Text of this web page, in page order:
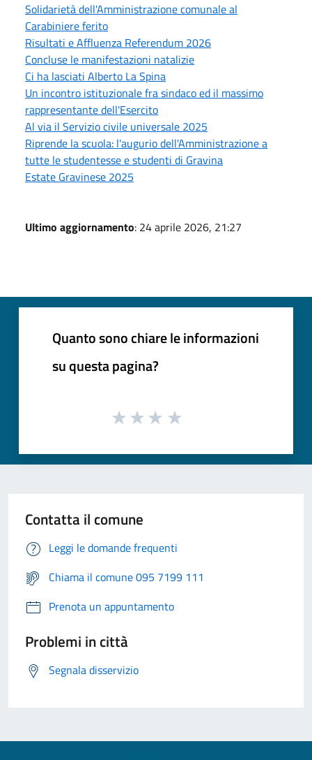
Solidarietà dell'Amministrazione comunale al
Carabiniere ferito
Risultati e Affluenza Referendum 2026
Concluse le manifestazioni natalizie
Ci ha lasciati Alberto La Spina
Un incontro istituzionale fra sindaco ed il massimo
rappresentante dell'Esercito
Al via il Servizio civile universale 2025
Riprende la scuola: l'augurio dell'Amministrazione a
tutte le studentesse e studenti di Gravina
Estate Gravinese 2025
Ultimo aggiornamento: 24 aprile 2026, 21:27
Quanto sono chiare le informazioni
su questa pagina?
Contatta il comune
Leggi le domande frequenti
Chiama il comune 095 7199 111
Prenota un appuntamento
Problemi in città
Segnala disservizio